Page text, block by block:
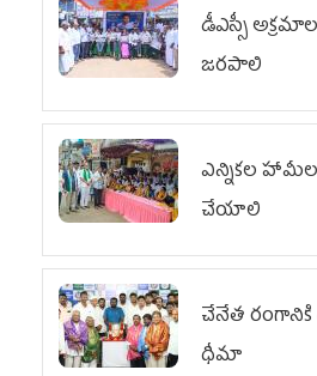
డీఎస్సీ
జరపాలి
ఎన్నికల
చేయాలి
చేనేత రంగానికి
ధీమా